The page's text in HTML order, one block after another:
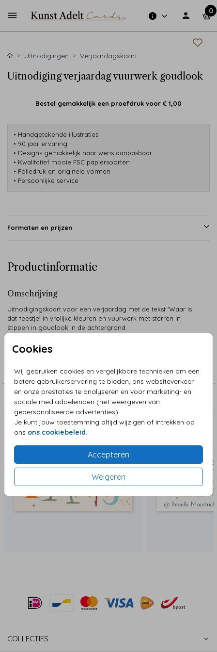
0
Cookies
Wij gebruiken cookies en vergelijkbare technieken om een
betere gebruikerservaring te bieden, ons websiteverkeer
en onze prestaties te analyseren en voor marketing- en
sociale mediadoeleinden (het weergeven van
gepersonaliseerde advertenties).
Je kunt jouw toestemming altijd wijzigen of intrekken op
ons ons cookiebeleid.
Accepteren
Weigeren
Uitnodigingen Verjaardagskaart
Uitnodiging verjaardag vuurwerk goudlook
Bestel gemakkelijk een proefdruk voor € 1,00
• Handgetekende illustraties
• 90 jaar ervaring
• Designs gemakkelijk naar wens aanpasbaar
• Kwalitatief mooie FSC papiersoorten
• Foliedruk en originele vormen
• Persoonlijke service
Formaten en prijzen
Productinformatie
Omschrijving
Uitnodigingskaart voor een verjaardag met de tekst 'Waar is
dat feestje' in vrolijke kleuren en vuurwerk met sterren in
stippen in goudlook in de achtergrond.
Collectie
Verjaardagskaart
Aanbevolen
COLLECTIES